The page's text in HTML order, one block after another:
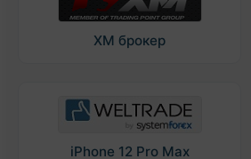
XM брокер
iPhone 12 Pro Max